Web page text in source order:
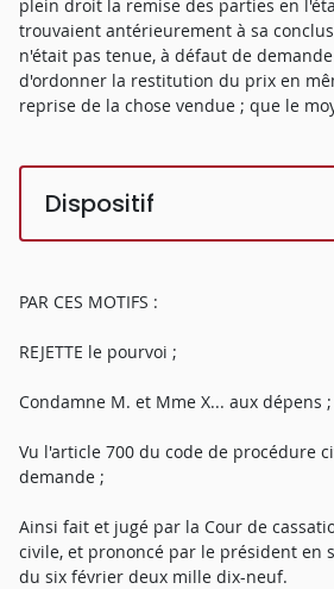
plein droit la remise des parties en
trouvaient antérieurement à sa
n'était pas tenue, à défaut de
d'ordonner la restitution du prix en
reprise de la chose vendue ; que le
Dispositif
PAR CES MOTIFS :
REJETTE le pourvoi ;
Condamne M. et Mme X... aux dépens ;
Vu l'article 700 du code de procédure
demande ;
Ainsi fait et jugé par la Cour de
civile, et prononcé par le président en
du six février deux mille dix-neuf.